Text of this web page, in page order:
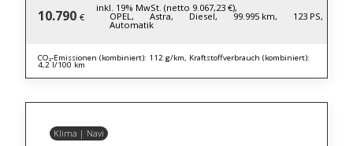
10.790 €
inkl. 19% MwSt. (netto 9.067,23 €),
OPEL, Astra, Diesel, 99.995 km, 123 PS,
Automatik
CO₂-Emissionen (kombiniert): 112 g/km, Kraftstoffverbrauch (kombiniert):
4,2 l/100 km
Klima | Navi